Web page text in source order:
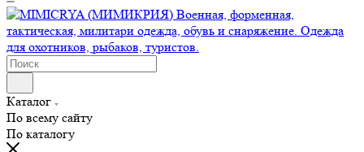
Каталог
По всему сайту
По каталогу